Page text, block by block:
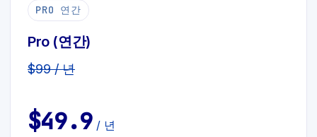
PRO 연간
Pro (연간)
$99 / 년
$49.9 / 년